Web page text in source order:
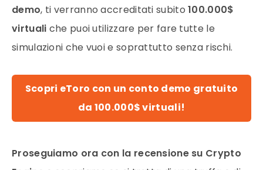
demo, ti verranno accreditati subito100.000$
virtuali che puoi utilizzare per fare tutte le
simulazioni che vuoi e soprattutto senza rischi.
Scopri eToro con un conto demo gratuito
da 100.000$ virtuali!
Proseguiamo ora con la recensione su Crypto